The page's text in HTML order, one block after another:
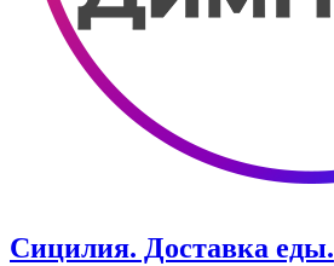
Сицилия. Доставка еды.